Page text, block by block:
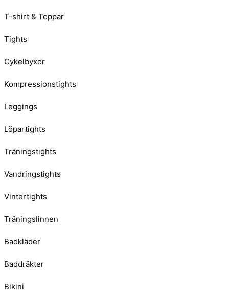
T-shirt & Toppar
Tights
Cykelbyxor
Kompressionstights
Leggings
Löpartights
Träningstights
Vandringstights
Vintertights
Träningslinnen
Badkläder
Baddräkter
Bikini